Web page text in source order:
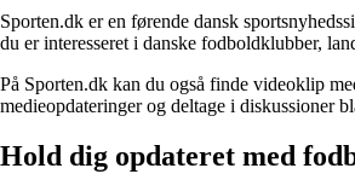
Sporten.dk er en førende dansk
du er interesseret i danske fodboldklubber,
På Sporten.dk kan du også finde videoklip
medieopdateringer og deltage i diskussioner
Hold dig opdateret med